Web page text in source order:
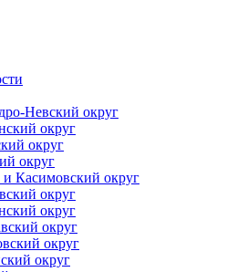
Невский округ
округ
округ
округ
Касимовский округ
округ
округ
округ
округ
округ